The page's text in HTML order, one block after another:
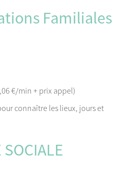
Familiales
€/min + prix appel)
connaître les lieux, jours et